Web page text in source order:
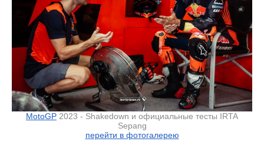
MotoGP 2023 - Shakedown и официальные тесты IRTA
Sepang
перейти в фотогалерею